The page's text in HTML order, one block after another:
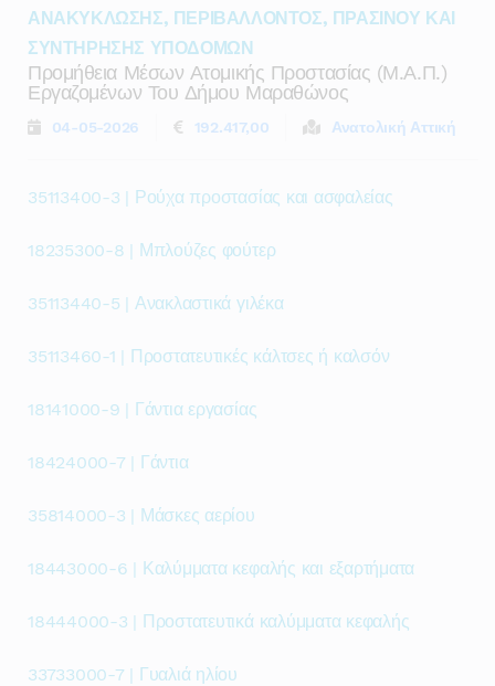
ΑΝΑΚΥΚΛΩΣΗΣ, ΠΕΡΙΒΑΛΛΟΝΤΟΣ, ΠΡΑΣΙΝΟΥ ΚΑΙ
ΣΥΝΤΗΡΗΣΗΣ ΥΠΟΔΟΜΩΝ
Προμήθεια Μέσων Ατομικής Προστασίας (μ.α.π.)
Εργαζομένων Του Δήμου Μαραθώνος
04-05-2026 192.417,00 Ανατολική Αττική
35113400-3 | Ρούχα προστασίας και ασφαλείας
18235300-8 | Μπλούζες φούτερ
35113440-5 | Ανακλαστικά γιλέκα
35113460-1 | Προστατευτικές κάλτσες ή καλσόν
18141000-9 | Γάντια εργασίας
18424000-7 | Γάντια
35814000-3 | Μάσκες αερίου
18443000-6 | Καλύμματα κεφαλής και εξαρτήματα
18444000-3 | Προστατευτικά καλύμματα κεφαλής
33733000-7 | Γυαλιά ηλίου